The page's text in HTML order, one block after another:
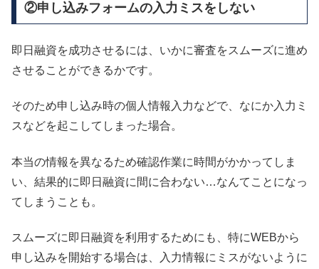
②申し込みフォームの入力ミスをしない
即日融資を成功させるには、いかに審査をスムーズに進め
させることができるかです。
そのため申し込み時の個人情報入力などで、なにか入力ミ
スなどを起こしてしまった場合。
本当の情報を異なるため確認作業に時間がかかってしま
い、結果的に即日融資に間に合わない…なんてことになっ
てしまうことも。
スムーズに即日融資を利用するためにも、特にWEBから
申し込みを開始する場合は、入力情報にミスがないように